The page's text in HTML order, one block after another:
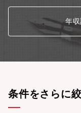
年
条件をさらに